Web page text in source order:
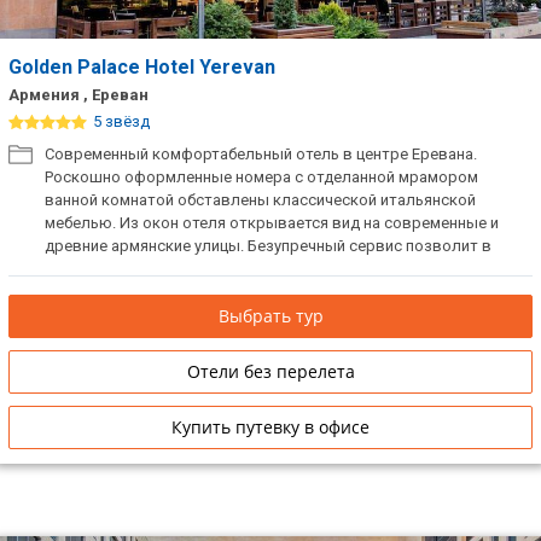
Golden Palace Hotel Yerevan
Армения , Ереван
5 звёзд
Современный комфортабельный отель в центре Еревана.
Роскошно оформленные номера с отделанной мрамором
ванной комнатой обставлены классической итальянской
мебелью. Из окон отеля открывается вид на современные и
древние армянские улицы. Безупречный сервис позволит в
Выбрать тур
Отели без перелета
Купить путевку в офисе
Сетевые отели Таиланда
Сетевые отели Шри Ланки
Сетевые отели Вьетнама
Сетевые отели Мальдив
Сетевые отели Бали
Сетевые отели Сейшел